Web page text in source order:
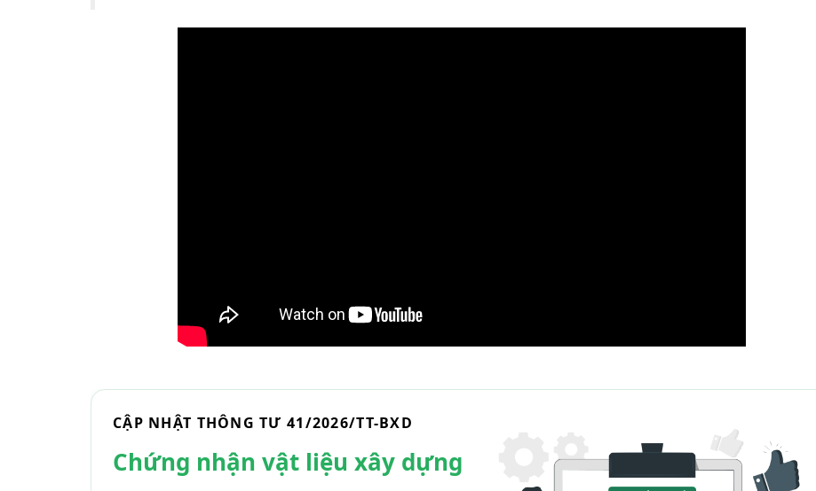
CẬP NHẬT THÔNG TƯ 41/2026/TT-BXD
Chứng nhận vật liệu xây dựng